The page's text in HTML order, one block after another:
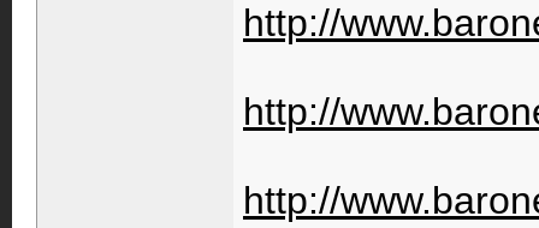
http://
http://
http://